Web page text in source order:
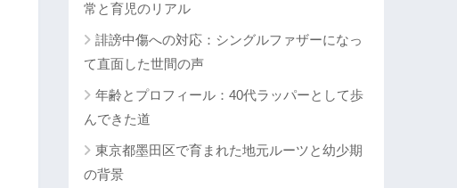
常と育児のリアル
誹謗中傷への対応：シングルファザーになっ
て直面した世間の声
年齢とプロフィール：40代ラッパーとして歩
んできた道
東京都墨田区で育まれた地元ルーツと幼少期
の背景